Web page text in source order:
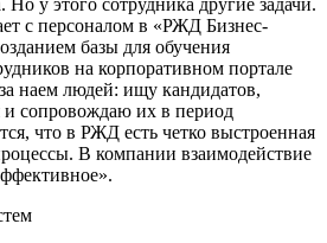
с персоналом в «РЖД Бизнес-
базы для обучения
на корпоративном портале
наем людей: ищу кандидатов,
и сопровождаю их в период
что в РЖД есть четко выстроенная
В компании взаимодействие